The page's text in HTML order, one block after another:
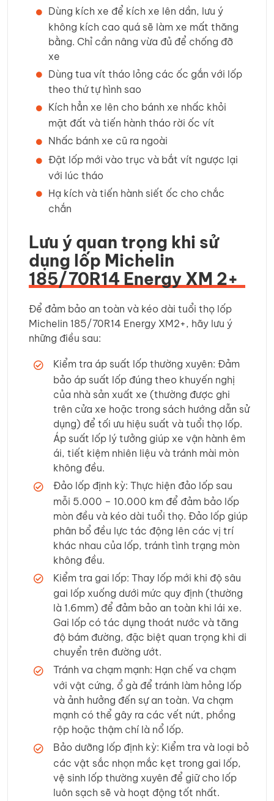
Dùng kích xe để kích xe lên dần, lưu ý
không kích cao quá sẽ làm xe mất thăng
bằng. Chỉ cần nâng vừa đủ để chống đỡ
xe
Dùng tua vít tháo lỏng các ốc gắn với lốp
theo thứ tự hình sao
Kích hẳn xe lên cho bánh xe nhấc khỏi
mặt đất và tiến hành tháo rời ốc vít
Nhấc bánh xe cũ ra ngoài
Đặt lốp mới vào trục và bắt vít ngược lại
với lúc tháo
Hạ kích và tiến hành siết ốc cho chắc
chắn
Lưu ý quan trọng khi sử
dụng lốp Michelin
185/70R14 Energy XM 2+
Để đảm bảo an toàn và kéo dài tuổi thọ lốp
Michelin 185/70R14 Energy XM2+, hãy lưu ý
những điều sau:
Kiểm tra áp suất lốp thường xuyên: Đảm
bảo áp suất lốp đúng theo khuyến nghị
của nhà sản xuất xe (thường được ghi
trên cửa xe hoặc trong sách hướng dẫn sử
dụng) để tối ưu hiệu suất và tuổi thọ lốp.
Áp suất lốp lý tưởng giúp xe vận hành êm
ái, tiết kiệm nhiên liệu và tránh mài mòn
không đều.
Đảo lốp định kỳ: Thực hiện đảo lốp sau
mỗi 5.000 – 10.000 km để đảm bảo lốp
mòn đều và kéo dài tuổi thọ. Đảo lốp giúp
phân bổ đều lực tác động lên các vị trí
khác nhau của lốp, tránh tình trạng mòn
không đều.
Kiểm tra gai lốp: Thay lốp mới khi độ sâu
gai lốp xuống dưới mức quy định (thường
là 1.6mm) để đảm bảo an toàn khi lái xe.
Gai lốp có tác dụng thoát nước và tăng
độ bám đường, đặc biệt quan trọng khi di
chuyển trên đường ướt.
Tránh va chạm mạnh: Hạn chế va chạm
với vật cứng, ổ gà để tránh làm hỏng lốp
và ảnh hưởng đến sự an toàn. Va chạm
mạnh có thể gây ra các vết nứt, phồng
rộp hoặc thậm chí là nổ lốp.
Bảo dưỡng lốp định kỳ: Kiểm tra và loại bỏ
các vật sắc nhọn mắc kẹt trong gai lốp,
vệ sinh lốp thường xuyên để giữ cho lốp
luôn sạch sẽ và hoạt động tốt nhất.